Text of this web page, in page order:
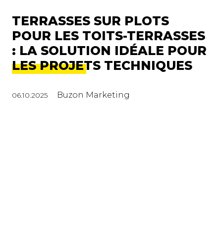
TERRASSES SUR PLOTS
POUR LES TOITS-TERRASSES
: LA SOLUTION IDÉALE POUR
LES PROJETS TECHNIQUES
06.10.2025 Buzon Marketing